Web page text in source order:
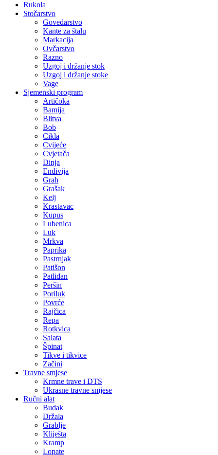
Rukola
Stočarstvo
Govedarstvo
Kante za štalu
Markacija
Ovčarstvo
Razno
Uzgoj i držanje stok
Uzgoj i držanje stoke
Vage
Sjemenski program
Artičoka
Bamija
Blitva
Bob
Cikla
Cvijeće
Cvjetača
Dinja
Endivija
Grah
Grašak
Kelj
Krastavac
Kupus
Lubenica
Luk
Mrkva
Paprika
Pastrnjak
Patišon
Patliđan
Peršin
Poriluk
Povrće
Rajčica
Repa
Rotkvica
Salata
Špinat
Tikve i tikvice
Začini
Travne smjese
Krmne trave i DTS
Ukrasne travne smjese
Ručni alat
Budak
Držala
Grablje
Kliješta
Kramp
Lopate